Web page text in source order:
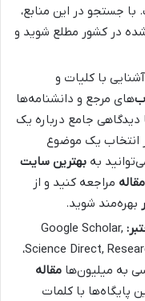
جستجو در این منابع،
شده در کشور مطلع شوید و
با کلیات و
‌های مرجع و دانشنامه‌ها
جامع درباره یک
انتخاب یک موضوع
به بهترین سایت
مراجعه کنید و از
بهره‌مند شوید.
Google Scholar,
Science Direct, ResearchGate, Scopus, Web of Science،
به میلیون‌ها مقاله
پایگاه‌ها با کلمات